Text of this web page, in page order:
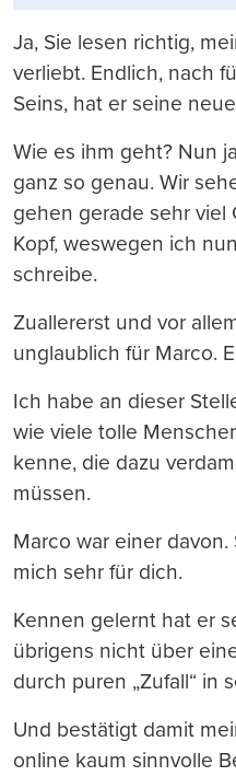
Ja, Sie lesen richtig,
verliebt. Endlich, nach
Seins, hat er seine
Wie es ihm geht? Nun
ganz so genau. Wir
gehen gerade sehr
Kopf, weswegen ich
schreibe.
Zuallererst und vor
unglaublich für Marco.
Ich habe an dieser
wie viele tolle
kenne, die dazu
müssen.
Marco war einer
mich sehr für dich.
Kennen gelernt hat er
übrigens nicht über
durch puren „Zufall“ in
Und bestätigt damit
online kaum sinnvolle